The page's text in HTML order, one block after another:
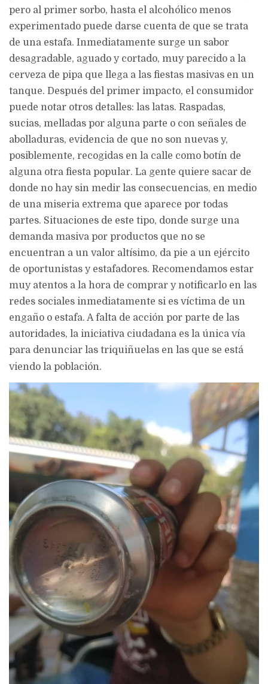
pero al primer sorbo, hasta el alcohólico menos
experimentado puede darse cuenta de que se trata
de una estafa. Inmediatamente surge un sabor
desagradable, aguado y cortado, muy parecido a la
cerveza de pipa que llega a las fiestas masivas en un
tanque. Después del primer impacto, el consumidor
puede notar otros detalles: las latas. Raspadas,
sucias, melladas por alguna parte o con señales de
abolladuras, evidencia de que no son nuevas y,
posiblemente, recogidas en la calle como botín de
alguna otra fiesta popular. La gente quiere sacar de
donde no hay sin medir las consecuencias, en medio
de una miseria extrema que aparece por todas
partes. Situaciones de este tipo, donde surge una
demanda masiva por productos que no se
encuentran a un valor altísimo, da pie a un ejército
de oportunistas y estafadores. Recomendamos estar
muy atentos a la hora de comprar y notificarlo en las
redes sociales inmediatamente si es víctima de un
engaño o estafa. A falta de acción por parte de las
autoridades, la iniciativa ciudadana es la única vía
para denunciar las triquiñuelas en las que se está
viendo la población.